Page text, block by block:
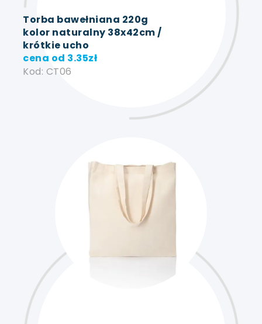
Torba bawełniana 220g
kolor naturalny 38x42cm /
krótkie ucho
cena od 3.35zł
Kod: CT06